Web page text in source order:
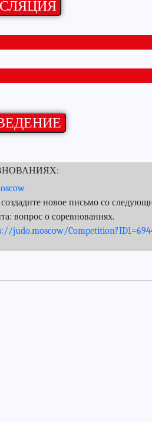
новое письмо со
вопрос о соревнованиях.
judo.moscow/